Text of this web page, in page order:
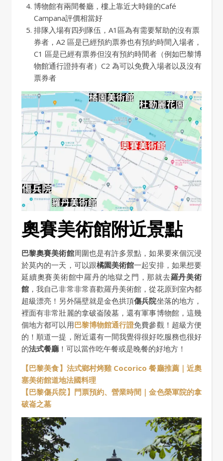
博物館有兩間餐廳，樓上靠近大時鐘的Café
Campana評價相當好
排隊入場有四列隊伍，A1區為有需要幫助的沒有票
券者，A2 區是已經預約票券也有預約時間入場者，
C1 區是已經有票券但沒有預約時間者（例如巴黎博
物館通行證持有者）C2 為可以免費入場者以及沒有
票券者
奧賽美術館附近景點
巴黎奧賽美術館周圍也是有許多景點，如果要來個沉浸
於莫內的一天，可以跟橘園美術館一起安排，如果想要
延續奧賽美術館中羅丹的地獄之門，那就去羅丹美術
館 ，我自己非常非常喜歡羅丹美術館，從花原到室內都
超級漂亮！另外隔壁就是金色拱頂傷兵院坐落的地方，
裡面有非常壯麗的拿破崙陵墓，還有軍事博物館，這幾
個地方都可以用巴黎博物館通行證免費參觀！超級方便
的！順道一提，附近還有一間我覺得很好吃服務也很好
的法式餐廳 ！可以當作吃午餐或是晚餐的好地方！
【巴黎美食】法式鄉村烤雞 Cocorico 餐廳推薦｜近奧
塞美術館道地法國料理
【巴黎傷兵院】門票預約、營業時間｜金色榮軍院的拿
破崙之墓